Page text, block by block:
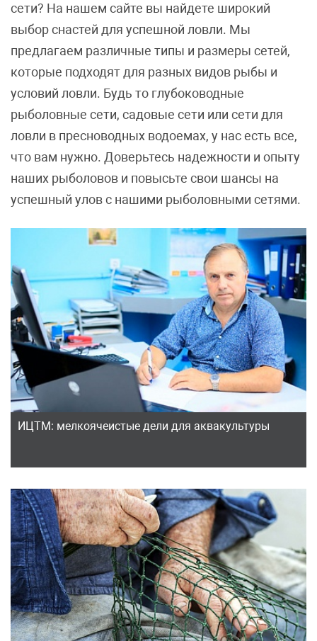
сети? На нашем сайте вы найдете широкий
выбор снастей для успешной ловли. Мы
предлагаем различные типы и размеры сетей,
которые подходят для разных видов рыбы и
условий ловли. Будь то глубоководные
рыболовные сети, садовые сети или сети для
ловли в пресноводных водоемах, у нас есть все,
что вам нужно. Доверьтесь надежности и опыту
наших рыболовов и повысьте свои шансы на
успешный улов с нашими рыболовными сетями.
ИЦТМ: мелкоячеистые дели для аквакультуры